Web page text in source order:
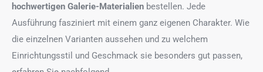
hochwertigen Galerie-Materialien bestellen. Jede
Ausführung fasziniert mit einem ganz eigenen Charakter. Wie
die einzelnen Varianten aussehen und zu welchem
Einrichtungsstil und Geschmack sie besonders gut passen,